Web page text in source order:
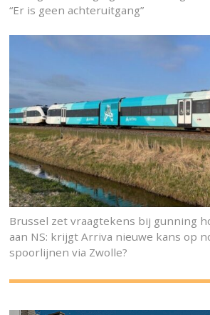
“Er is geen achteruitgang”
Brussel zet vraagtekens bij gunning
aan NS: krijgt Arriva nieuwe kans op
spoorlijnen via Zwolle?